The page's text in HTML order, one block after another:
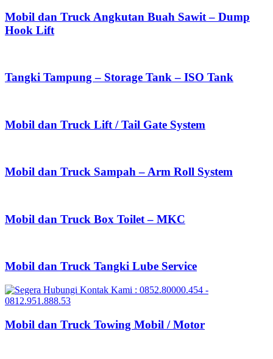
Mobil dan Truck Angkutan Buah Sawit – Dump
Hook Lift
Tangki Tampung – Storage Tank – ISO Tank
Mobil dan Truck Lift / Tail Gate System
Mobil dan Truck Sampah – Arm Roll System
Mobil dan Truck Box Toilet – MKC
Mobil dan Truck Tangki Lube Service
Mobil dan Truck Towing Mobil / Motor